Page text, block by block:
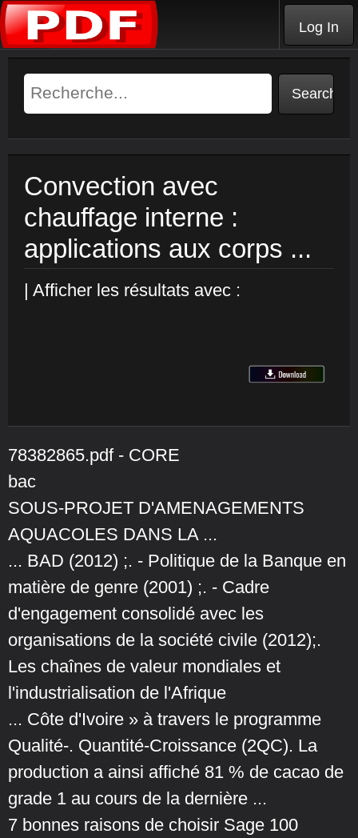
Log In
Convection avec
chauffage interne :
applications aux corps ...
| Afficher les résultats avec :
78382865.pdf - CORE
bac
SOUS-PROJET D'AMENAGEMENTS
AQUACOLES DANS LA ...
... BAD (2012) ;. - Politique de la Banque en
matière de genre (2001) ;. - Cadre
d'engagement consolidé avec les
organisations de la société civile (2012);.
Les chaînes de valeur mondiales et
l'industrialisation de l'Afrique
... Côte d'Ivoire » à travers le programme
Qualité-. Quantité-Croissance (2QC). La
production a ainsi affiché 81 % de cacao de
grade 1 au cours de la dernière ...
7 bonnes raisons de choisir Sage 100